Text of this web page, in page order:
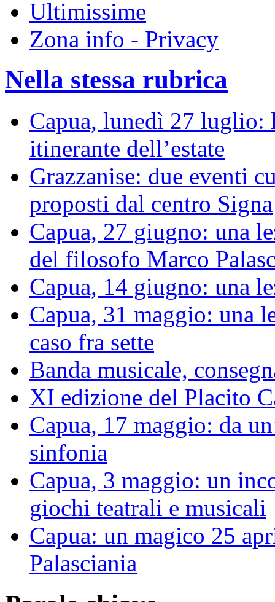
Ultimissime
Zona info - Privacy
Nella stessa rubrica
Capua, lunedì 27 luglio:
itinerante dell’estate
Grazzanise: due eventi
proposti dal centro Signa
Capua, 27 giugno: una
del filosofo Marco
Capua, 14 giugno: una
Capua, 31 maggio: una
caso fra sette
Banda musicale,
XI edizione del Placito
Capua, 17 maggio: da
sinfonia
Capua, 3 maggio: un
giochi teatrali e musicali
Capua: un magico 25
Palasciania